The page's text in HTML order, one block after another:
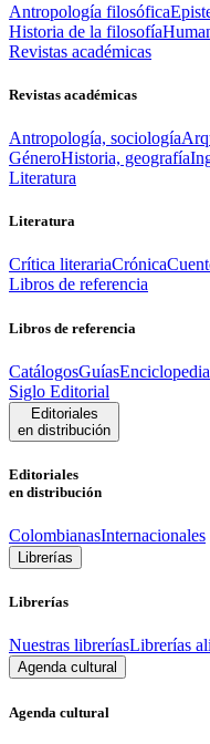
Antropología filosófica
Historia de la filosofía
Revistas académicas
Revistas académicas
Antropología, sociología
GéneroHistoria, geografía
Literatura
Literatura
Crítica literariaCrónica
Libros de referencia
Libros de referencia
CatálogosGuías
Siglo Editorial
Editoriales
en distribución
Editoriales
en distribución
ColombianasInternacionales
Librerías
Librerías
Nuestras libreríasLibrerías
Agenda cultural
Agenda cultural